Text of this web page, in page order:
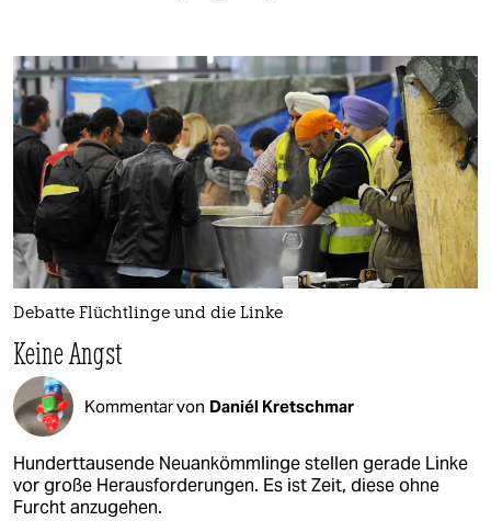
Debatte Flüchtlinge und die Linke
Keine Angst
Kommentar von Daniél Kretschmar
Hunderttausende Neuankömmlinge stellen gerade Linke
vor große Herausforderungen. Es ist Zeit, diese ohne
Furcht anzugehen.